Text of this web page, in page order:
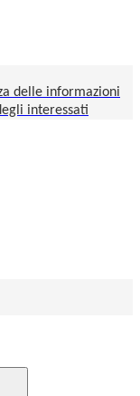
delle informazioni
interessati